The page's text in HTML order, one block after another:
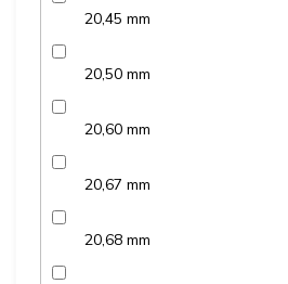
20,45 mm
20,50 mm
20,60 mm
20,67 mm
20,68 mm